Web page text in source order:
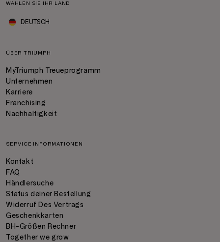
WÄHLEN SIE IHR LAND
DEUTSCH
ÜBER TRIUMPH
MyTriumph Treueprogramm
Unternehmen
Karriere
Franchising
Nachhaltigkeit
SERVICE INFORMATIONEN
Kontakt
FAQ
Händlersuche
Status deiner Bestellung
Widerruf Des Vertrags
Geschenkkarten
BH-Größen Rechner
Together we grow